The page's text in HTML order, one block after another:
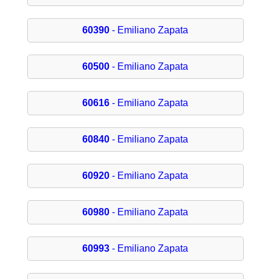
60390 - Emiliano Zapata
60500 - Emiliano Zapata
60616 - Emiliano Zapata
60840 - Emiliano Zapata
60920 - Emiliano Zapata
60980 - Emiliano Zapata
60993 - Emiliano Zapata